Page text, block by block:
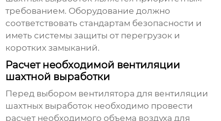
требованием. Оборудование должно
соответствовать стандартам безопасности и
иметь системы защиты от перегрузок и
коротких замыканий.
Расчет необходимой вентиляции
шахтной выработки
Перед выбором вентилятора для вентиляции
шахтных выработок необходимо провести
расчет необходимого объема воздуха для